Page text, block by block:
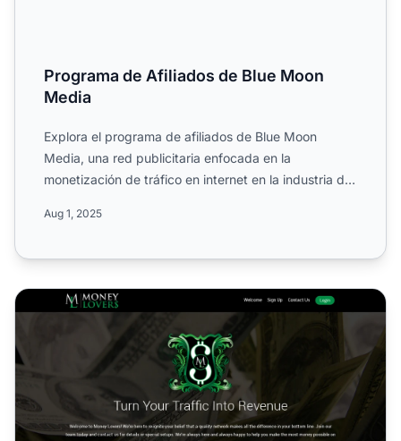
Programa de Afiliados de Blue Moon
Media
Explora el programa de afiliados de Blue Moon
Media, una red publicitaria enfocada en la
monetización de tráfico en internet en la industria de
Aug 1, 2025
Programa de Afiliados de MoneyLovers